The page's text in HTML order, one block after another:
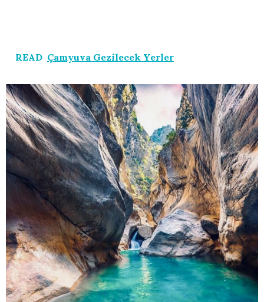
READ Çamyuva Gezilecek Yerler